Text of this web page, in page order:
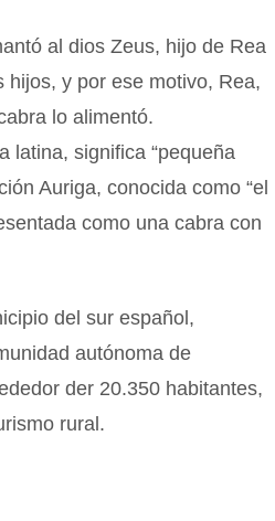
al dios Zeus, hijo de Rea
y por ese motivo, Rea,
lo alimentó.
latina, significa “pequeña
Auriga, conocida como “el
como una cabra con
del sur español,
autónoma de
der 20.350 habitantes,
rural.